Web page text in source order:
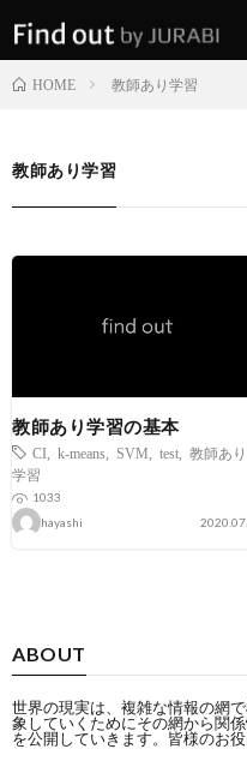
HOME 教師あり学習
教師あり学習
教師あり学習の基本
CI k-means SVM test
教師あり
学習
1033
hayashi
ABOUT
世界の現実は、複雑な情報の網
象していくためにその網から関
を公開していきます。皆様のお